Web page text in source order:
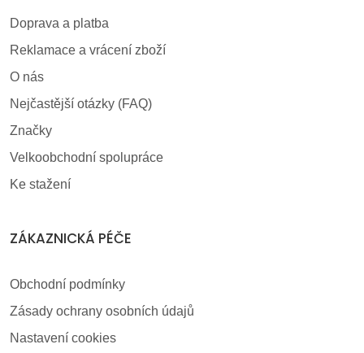
Doprava a platba
Reklamace a vrácení zboží
O nás
Nejčastější otázky (FAQ)
Značky
Velkoobchodní spolupráce
Ke stažení
ZÁKAZNICKÁ PÉČE
Obchodní podmínky
Zásady ochrany osobních údajů
Nastavení cookies